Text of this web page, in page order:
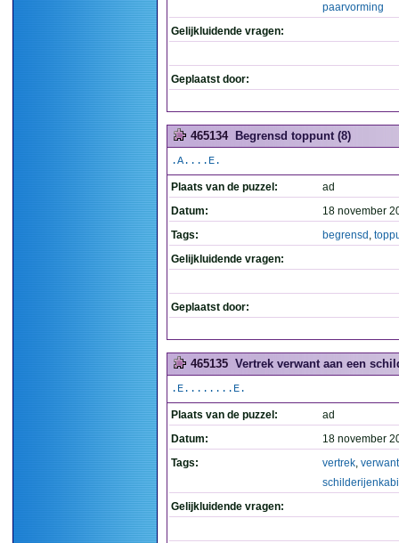
paarvorming
Gelijkluidende vragen:
Geplaatst door:
465134 Begrensd toppunt (8)
.A....E.
Plaats van de puzzel:
ad
Datum:
18 november
Tags:
begrensd ,
Gelijkluidende vragen:
Geplaatst door:
465135 Vertrek verwant aan een
.E........E.
Plaats van de puzzel:
ad
Datum:
18 november
Tags:
vertrek, verwant
Gelijkluidende vragen: